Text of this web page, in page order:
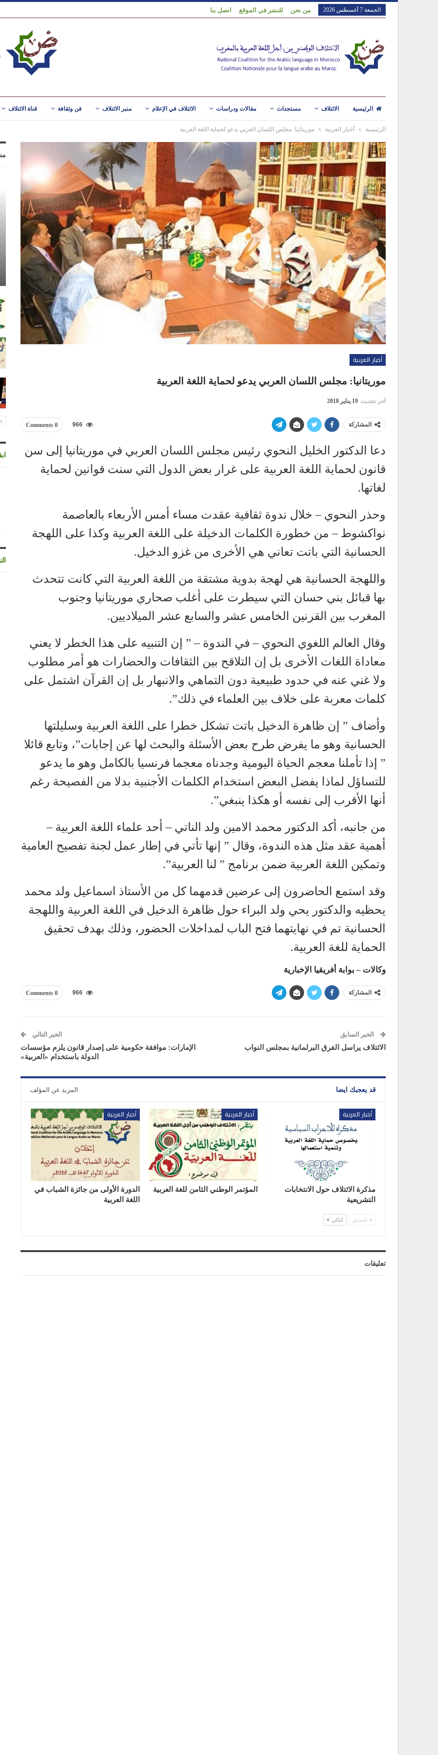
الجمعة 7 أغسطس 2026 من نحن للنشر في الموقع اتصل بنا
الرئيسية الائتلاف مستجدات مقالات ودراسات الائتلاف في الإعلام منبر الائتلاف فن وثقافة قناة الائتلاف
الرئيسية أخبار العربية موريتانيا: مجلس اللسان العربي يدعو لحماية اللغة العربية
أخبار العربية
موريتانيا: مجلس اللسان العربي يدعو لحماية اللغة العربية
آخر تحديث 19 يناير 2018
المشاركة 0 Comments 966
دعا الدكتور الخليل النحوي رئيس مجلس اللسان العربي في موريتانيا إلى سن
قانون لحماية اللغة العربية على غرار بعض الدول التي سنت قوانين لحماية
لغاتها.
وحذر النحوي – خلال ندوة ثقافية عقدت مساء أمس الأربعاء بالعاصمة
نواكشوط – من خطورة الكلمات الدخيلة على اللغة العربية وكذا على اللهجة
الحسانية التي باتت تعاني هي الأخرى من غزو الدخيل.
واللهجة الحسانية هي لهجة بدوية مشتقة من اللغة العربية التي كانت تتحدث
بها قبائل بني حسان التي سيطرت على أغلب صحاري موريتانيا وجنوب
المغرب بين القرنين الخامس عشر والسابع عشر الميلاديين.
وقال العالم اللغوي النحوي – في الندوة – ” إن التنبيه على هذا الخطر لا يعني
معاداة اللغات الأخرى بل إن التلاقح بين الثقافات والحضارات هو أمر مطلوب
ولا غني عنه في حدود طبيعية دون التماهي والانبهار بل إن القرآن اشتمل على
كلمات معربة على خلاف بين العلماء في ذلك”.
وأضاف ” إن ظاهرة الدخيل باتت تشكل خطرا على اللغة العربية وسليلتها
الحسانية وهو ما يفرض طرح بعض الأسئلة والبحث لها عن إجابات”، وتابع قائلا
” إذا تأملنا معجم الحياة اليومية وجدناه معجما فرنسيا بالكامل وهو ما يدعو
للتساؤل لماذا يفضل البعض استخدام الكلمات الأجنبية بدلا من الفصيحة رغم
أنها الأقرب إلى نفسه أو هكذا ينبغي”.
من جانبه، أكد الدكتور محمد الامين ولد الناتي – أحد علماء اللغة العربية –
أهمية عقد مثل هذه الندوة، وقال ” إنها تأتي في إطار عمل لجنة تفصيح العامية
وتمكين اللغة العربية ضمن برنامج ” لنا العربية”.
وقد استمع الحاضرون إلى عرضين قدمهما كل من الأستاذ اسماعيل ولد محمد
يحظيه والدكتور يحي ولد البراء حول ظاهرة الدخيل في اللغة العربية واللهجة
الحسانية تم في نهايتهما فتح الباب لمداخلات الحضور، وذلك بهدف تحقيق
الحماية للغة العربية.
وكالات – بوابة أفريقيا الإخبارية
المشاركة 0 Comments 966
الخبر السابق
الائتلاف يراسل الفرق البرلمانية بمجلس النواب
الخبر التالي
الإمارات: موافقة حكومية على إصدار قانون يلزم مؤسسات
الدولة باستخدام «العربية»
قد يعجبك ايضا المزيد عن المؤلف
أخبار العربية
مذكرة الائتلاف حول الانتخابات
التشريعية
أخبار العربية
المؤتمر الوطني الثامن للغة العربية
أخبار العربية
الدورة الأولى من جائزة الشباب في
اللغة العربية
السابق التالي
تعليقات